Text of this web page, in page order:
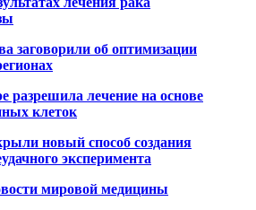
заговорили об оптимизации
разрешила лечение на основе
клеток
новый способ создания
эксперимента
мировой медицины